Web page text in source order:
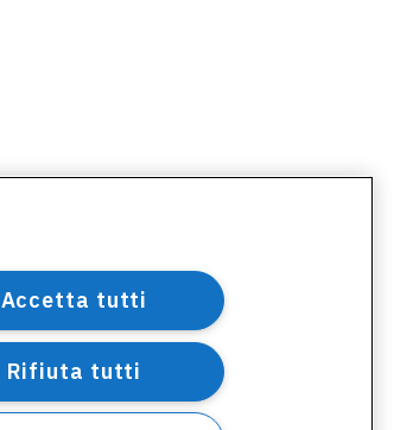
Accetta tutti
Rifiuta tutti